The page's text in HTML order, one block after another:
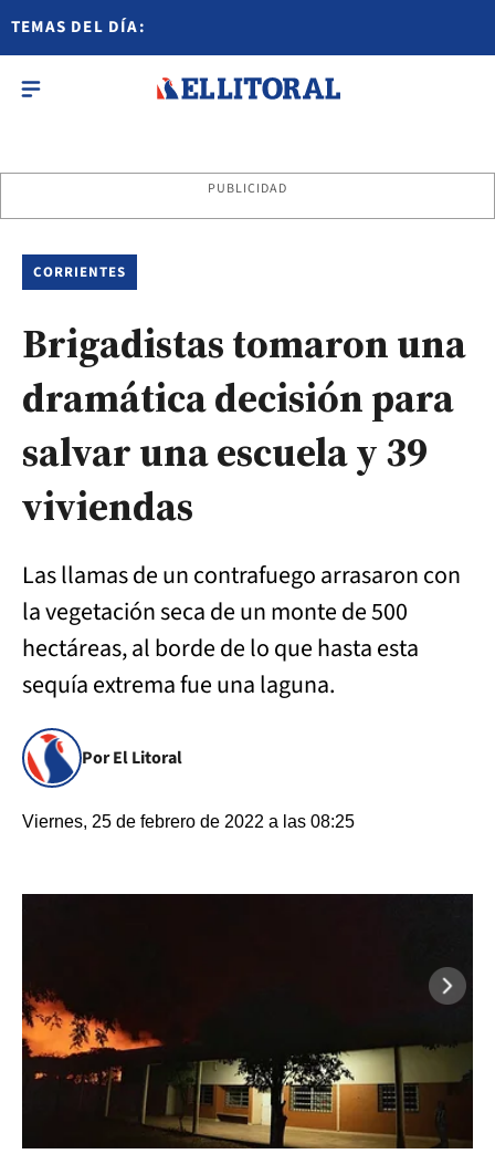
TEMAS DEL DÍA:
PUBLICIDAD
CORRIENTES
Brigadistas tomaron una
dramática decisión para
salvar una escuela y 39
viviendas
Las llamas de un contrafuego arrasaron con
la vegetación seca de un monte de 500
hectáreas, al borde de lo que hasta esta
sequía extrema fue una laguna.
Por El Litoral
Viernes, 25 de febrero de 2022 a las 08:25